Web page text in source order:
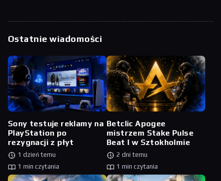
Ostatnie wiadomości
Sony testuje reklamy na
PlayStation po
rezygnacji z płyt
1 dzień temu
1 min czytania
Betclic Apogee
mistrzem Stake Pulse
Beat I w Sztokholmie
2 dni temu
1 min czytania